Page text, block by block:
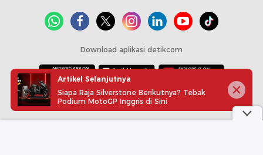
Download aplikasi detikcom
Copyright @ 2026 detikcom, All right reserved
Artikel Selanjutnya
Siapa Raja Silverstone Berikutnya? Tebak
Podium MotoGP Inggris di Sini